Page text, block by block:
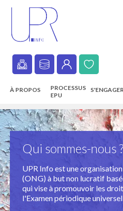
content
Secondary
navigation
Main
navigation
À PROPOS
PROCESSUS
EPU
Qui sommes-nous ?
UPR Info est une
(ONG) à but non lucratif
qui vise à promouvoir les
l'Examen périodique